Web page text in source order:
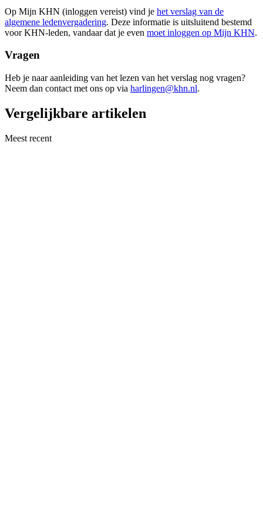
Op Mijn KHN (inloggen vereist) vind je het verslag van de
algemene ledenvergadering. Deze informatie is uitsluitend bestemd
voor KHN-leden, vandaar dat je even moet inloggen op Mijn KHN.
Vragen
Heb je naar aanleiding van het lezen van het verslag nog vragen?
Neem dan contact met ons op via harlingen@khn.nl.
Vergelijkbare artikelen
Meest recent